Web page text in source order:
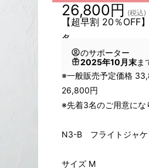
【超早割 20％
名
26,800円 (税込)
のサポーター
2025年10月末ま
※一般販売予定価格
26,800円
※先着3名のご用意にな
N3-B フライトジャケ
サイズ M